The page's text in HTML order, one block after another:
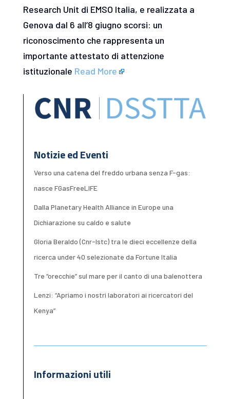
Research Unit di EMSO Italia, e realizzata a
Genova dal 6 all’8 giugno scorsi: un
riconoscimento che rappresenta un
importante attestato di attenzione
istituzionale Read More
Notizie ed Eventi
Verso una catena del freddo urbana senza F-gas:
nasce FGasFreeLIFE
Dalla Planetary Health Alliance in Europe una
Dichiarazione su caldo e salute
Gloria Beraldo (Cnr-Istc) tra le dieci eccellenze della
ricerca under 40 selezionate da Fortune Italia
Tre “orecchie” sul mare per il canto di una balenottera
Lenzi: “Apriamo i nostri laboratori ai ricercatori del
Kenya”
Informazioni utili